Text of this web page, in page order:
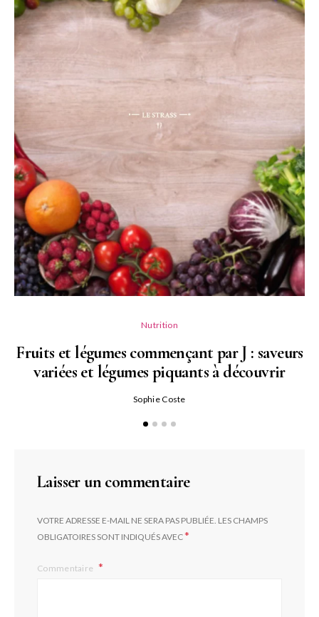
Nutrition
Fruits et légumes commençant par J : saveurs
variées et légumes piquants à découvrir
Sophie Coste
Laisser un commentaire
VOTRE ADRESSE E-MAIL NE SERA PAS PUBLIÉE. LES CHAMPS
OBLIGATOIRES SONT INDIQUÉS AVEC*
Commentaire